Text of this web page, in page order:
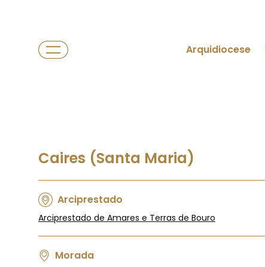
Arquidiocese
Caires (Santa Maria)
Arciprestado
Arciprestado de Amares e Terras de Bouro
Morada